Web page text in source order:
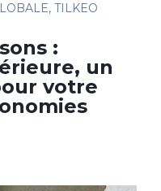
, TILKEO
:
un
votre